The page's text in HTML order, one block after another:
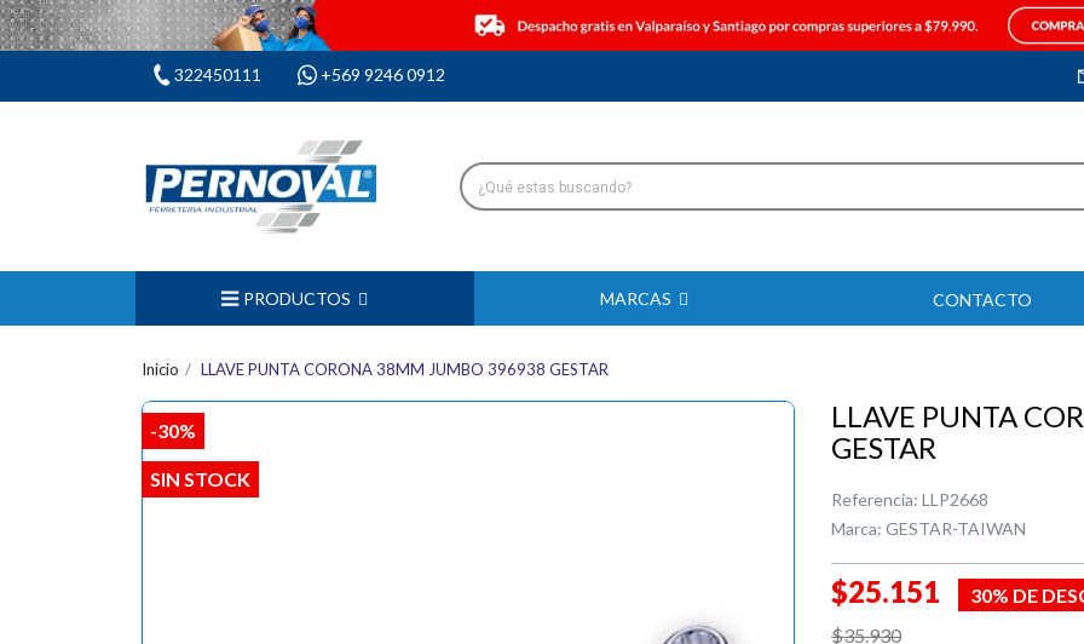
322450111 +569 9246 0912
PRODUCTOS MARCAS CONTACTO
Inicio LLAVE PUNTA CORONA 38MM JUMBO 396938 GESTAR
-30%
SIN STOCK
LLAVE PUNTA
GESTAR
Referencia: LLP2668
Marca: GESTAR-TAIWAN
$25.151
30% DE
$35.930